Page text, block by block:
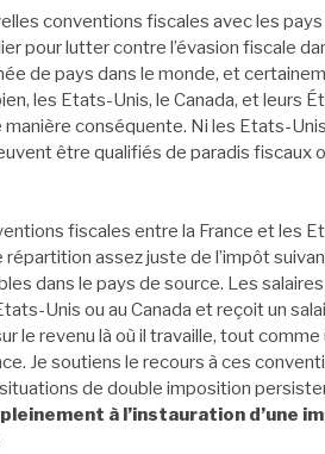
conventions fiscales avec les
pour lutter contre l’évasion fiscale
de pays dans le monde, et
les Etats-Unis, le Canada, et leurs
conséquente. Ni les Etats-
être qualifiés de paradis fiscaux
fiscales entre la France et les
répartition assez juste de l’impôt
dans le pays de source. Les
Unis ou au Canada et reçoit un
le revenu là où il travaille, tout comme
Je soutiens le recours à ces
de double imposition
à l’instauration d’une